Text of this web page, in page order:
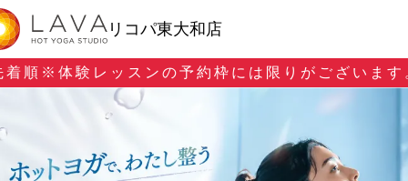
リコパ東大和店
順※ 体験レッスンの予約枠には限りがございます